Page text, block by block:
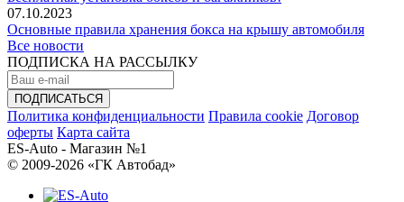
07.10.2023
Основные правила хранения бокса на крышу автомобиля
Все новости
ПОДПИСКА НА РАССЫЛКУ
Политика конфиденциальности Правила cookie Договор
оферты Карта сайта
ES-Auto - Магазин №1
© 2009-2026 «ГК Автобад»